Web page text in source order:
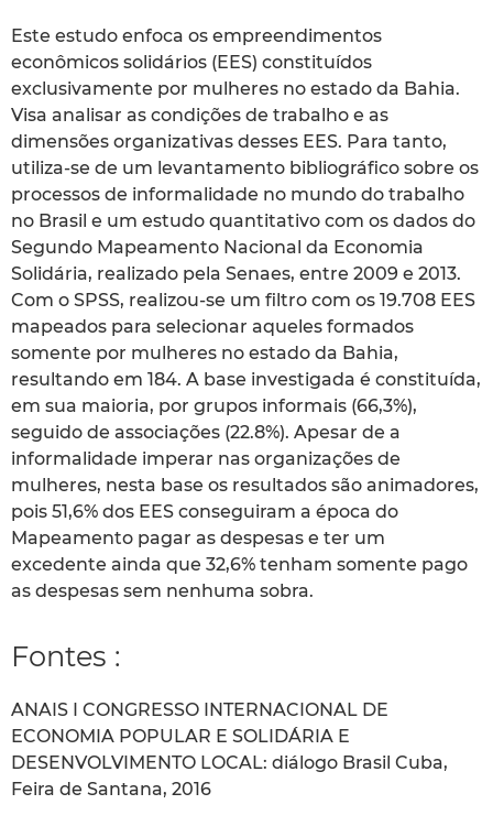
Este estudo enfoca os empreendimentos
econômicos solidários (EES) constituídos
exclusivamente por mulheres no estado da Bahia.
Visa analisar as condições de trabalho e as
dimensões organizativas desses EES. Para tanto,
utiliza-se de um levantamento bibliográfico sobre os
processos de informalidade no mundo do trabalho
no Brasil e um estudo quantitativo com os dados do
Segundo Mapeamento Nacional da Economia
Solidária, realizado pela Senaes, entre 2009 e 2013.
Com o SPSS, realizou-se um filtro com os 19.708 EES
mapeados para selecionar aqueles formados
somente por mulheres no estado da Bahia,
resultando em 184. A base investigada é constituída,
em sua maioria, por grupos informais (66,3%),
seguido de associações (22.8%). Apesar de a
informalidade imperar nas organizações de
mulheres, nesta base os resultados são animadores,
pois 51,6% dos EES conseguiram a época do
Mapeamento pagar as despesas e ter um
excedente ainda que 32,6% tenham somente pago
as despesas sem nenhuma sobra.
Fontes :
ANAIS I CONGRESSO INTERNACIONAL DE
ECONOMIA POPULAR E SOLIDÁRIA E
DESENVOLVIMENTO LOCAL: diálogo Brasil Cuba,
Feira de Santana, 2016